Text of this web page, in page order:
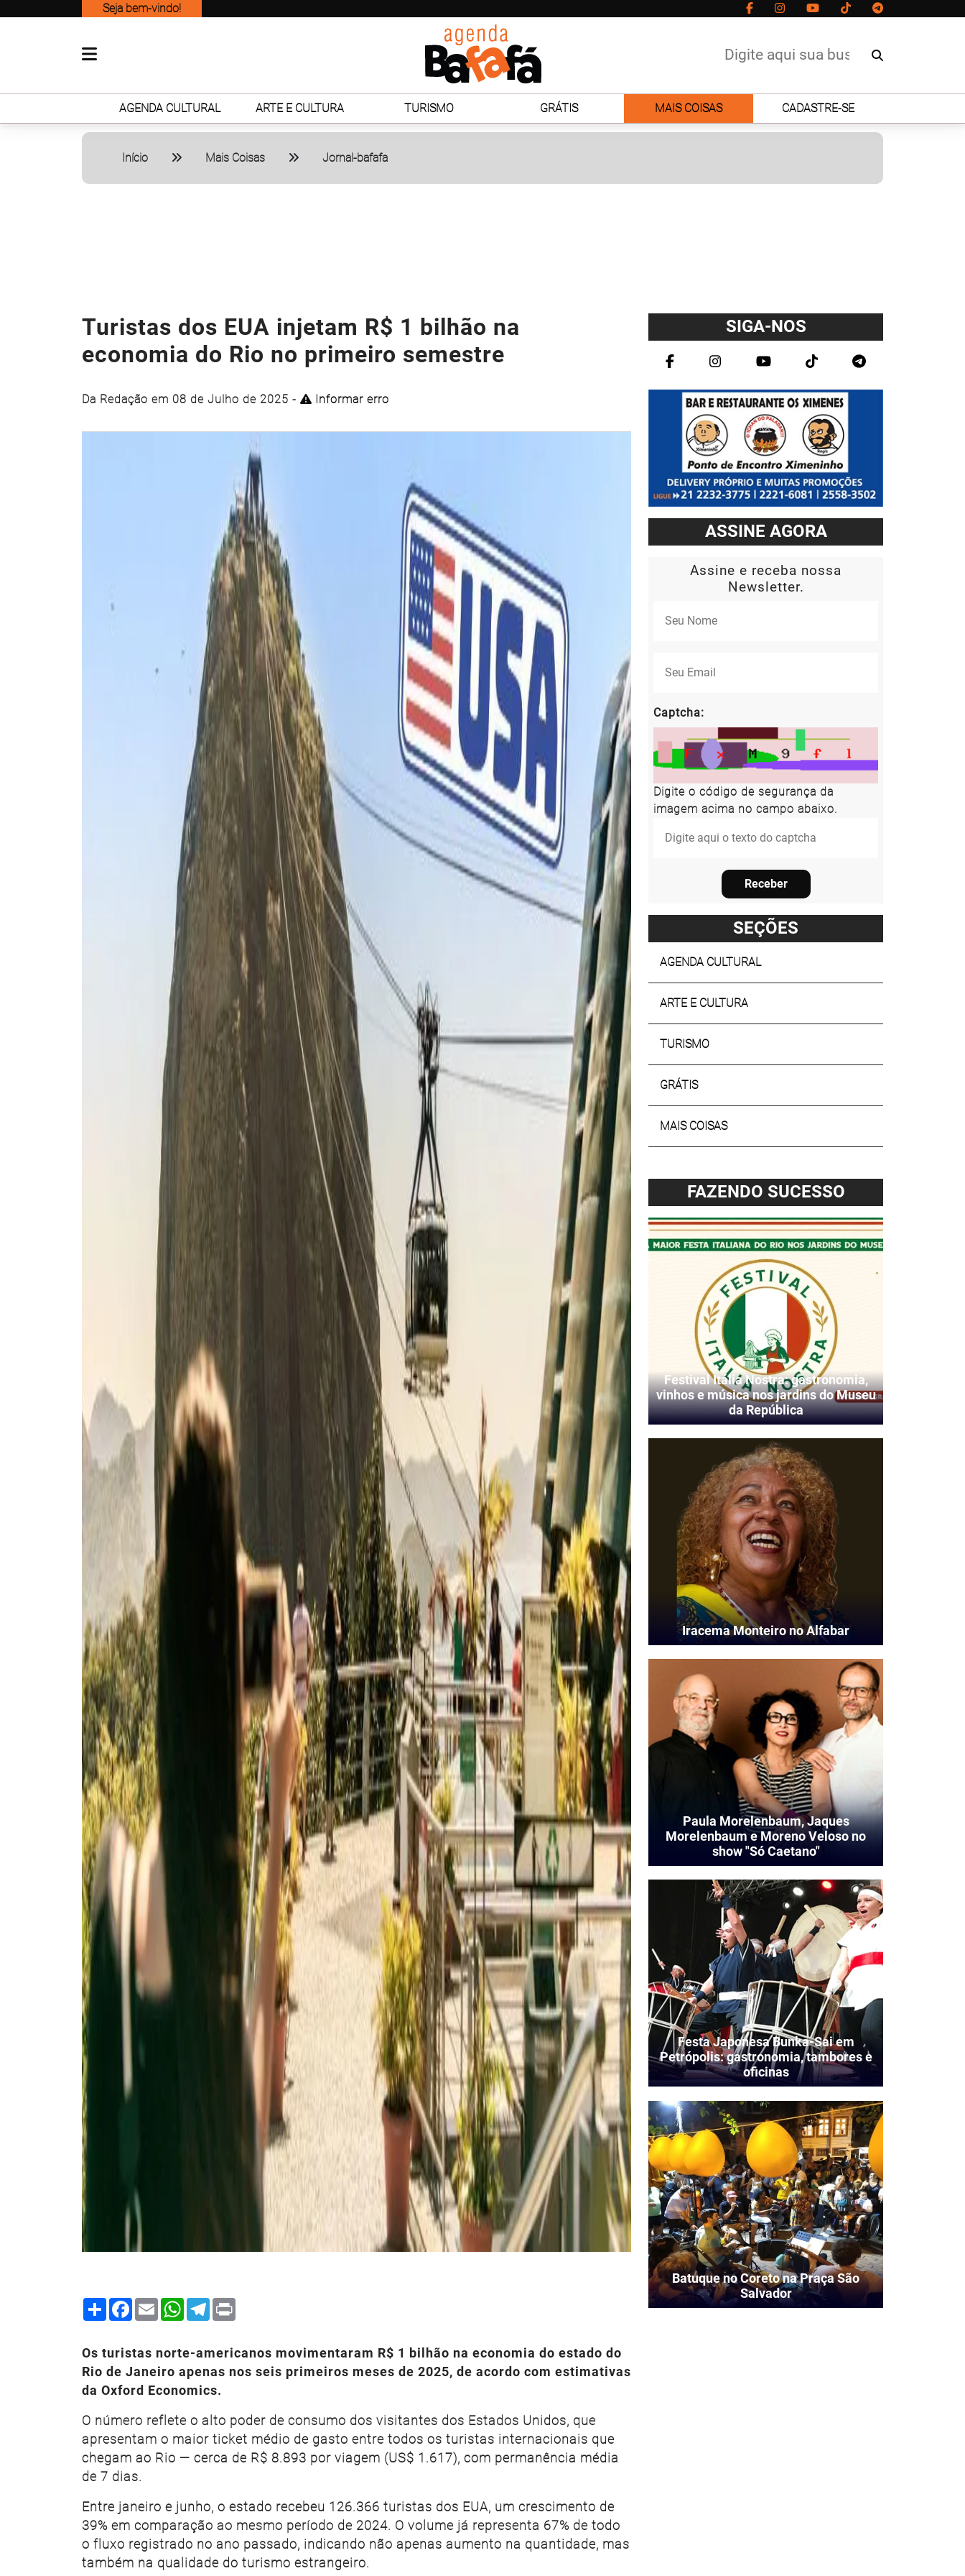
Seja bem-vindo!
AGENDA CULTURAL ARTE E CULTURA TURISMO GRÁTIS MAIS COISAS CADASTRE-SE
Início Mais Coisas Jornal-bafafa
Turistas dos EUA injetam R$ 1 bilhão na
economia do Rio no primeiro semestre
Da Redação em 08 de Julho de 2025 - Informar erro
Foto: Divulgação
Share Facebook
Email WhatsApp
Telegram
Os turistas norte-americanos movimentaram R$ 1 bilhão na economia do estado do
Rio de Janeiro apenas nos seis primeiros meses de 2025, de acordo com estimativas
da Oxford Economics.
O número reflete o alto poder de consumo dos visitantes dos Estados Unidos, que
apresentam o maior ticket médio de gasto entre todos os turistas internacionais que
chegam ao Rio — cerca de R$ 8.893 por viagem (US$ 1.617), com permanência média
de 7 dias.
Entre janeiro e junho, o estado recebeu 126.366 turistas dos EUA, um crescimento de
39% em comparação ao mesmo período de 2024. O volume já representa 67% de todo
o fluxo registrado no ano passado, indicando não apenas aumento na quantidade, mas
também na qualidade do turismo estrangeiro.
SIGA-NOS
ASSINE AGORA
Assine e receba nossa
Newsletter.
Captcha:
Digite o código de segurança da
imagem acima no campo abaixo.
Receber
SEÇÕES
AGENDA CULTURAL
ARTE E CULTURA
TURISMO
GRÁTIS
MAIS COISAS
FAZENDO SUCESSO
Festival Itália Nostra: gastronomia,
vinhos e música nos jardins do Museu
da República
Iracema Monteiro no Alfabar
Paula Morelenbaum, Jaques
Morelenbaum e Moreno Veloso no
show "Só Caetano"
Festa Japonesa Bunka-Sai em
Petrópolis: gastronomia, tambores e
oficinas
Batuque no Coreto na Praça São
Salvador